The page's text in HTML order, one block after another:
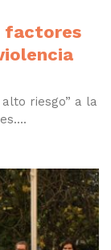
factores
riesgo” a la